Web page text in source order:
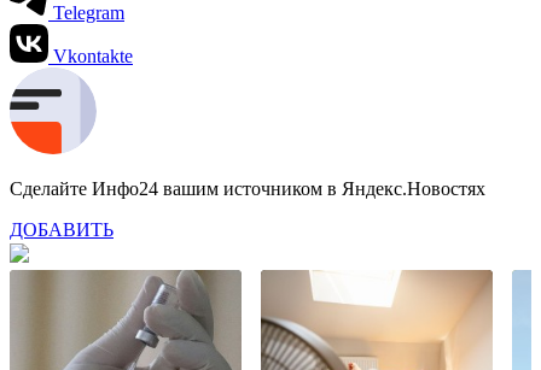
Telegram
Vkontakte
Сделайте Инфо24 вашим источником в Яндекс.Новостях
ДОБАВИТЬ